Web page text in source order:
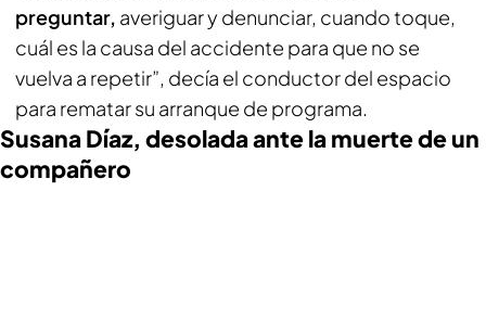
preguntar, averiguar y denunciar, cuando toque,
cuál es la causa del accidente para que no se
vuelva a repetir”, decía el conductor del espacio
para rematar su arranque de programa.
Susana Díaz, desolada ante la muerte de un
compañero